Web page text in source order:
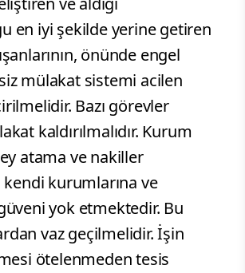
en iyi şekilde yerine getiren
önünde engel
mülakat sistemi acilen
Bazı görevler
kaldırılmalıdır. Kurum
atama ve nakiller
kendi kurumlarına ve
yok etmektedir. Bu
vaz geçilmelidir. İşin
ötelenmeden tesis